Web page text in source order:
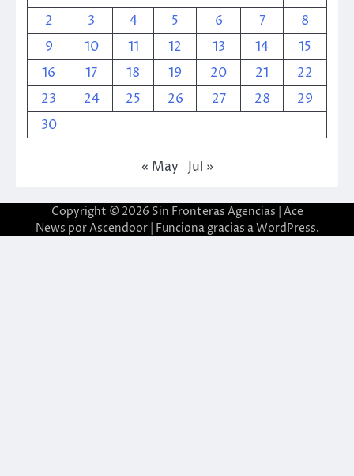
2
3 4 5 6 7
8
9
10 11 12 13 14
15
16
17 18 19 20 21
22
23
24 25 26 27 28
29
30
« May Jul »
Copyright © 2026 Sin Fronteras Agencias | Ace
News porAscendoor| Funciona gracias aWordPress.